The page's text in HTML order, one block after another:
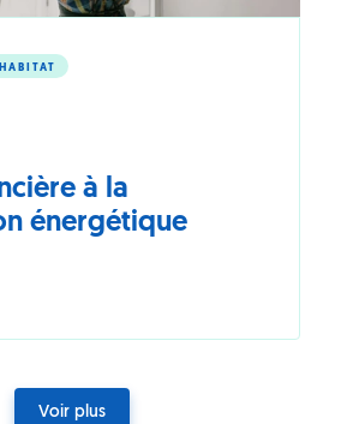
à la
énergétique
HABITAT
Voir plus